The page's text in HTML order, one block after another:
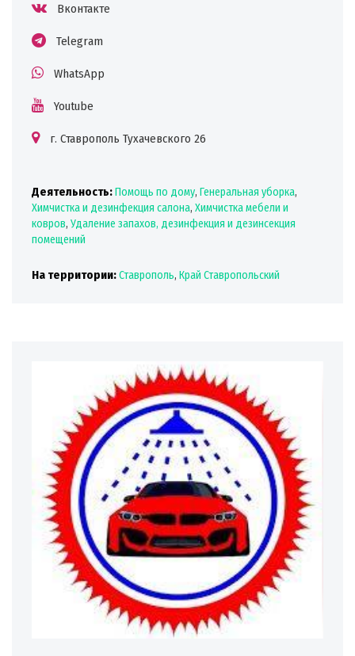
Вконтакте
Telegram
WhatsApp
Youtube
г. Ставрополь Тухачевского 26
Деятельность:Помощь по дому, Генеральная уборка,
Химчистка и дезинфекция салона, Химчистка мебели и
ковров, Удаление запахов, дезинфекция и дезинсекция
помещений
На территории:Ставрополь, Край Ставропольский